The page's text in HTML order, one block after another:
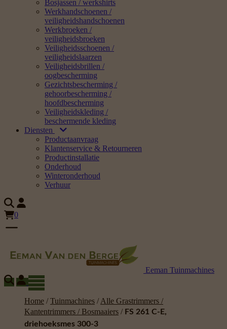
Bosjassen / werkshirts
Werkhandschoenen /
veiligheidshandschoenen
Werkbroeken /
veiligheidsbroeken
Veiligheidsschoenen /
veiligheidslaarzen
Veiligheidsbrillen /
oogbescherming
Gezichtsbescherming /
gehoorbescherming /
hoofdbescherming
Veiligheidskleding /
beschermende kleding
Diensten
Productaanvraag
Klantenservice & Retourneren
Productinstallatie
Onderhoud
Winteronderhoud
Verhuur
0
Eeman Tuinmachines
Home / Tuinmachines / Alle Grastrimmers /
Kantentrimmers / Bosmaaiers / FS 261 C-E,
driehoeksmes 300-3